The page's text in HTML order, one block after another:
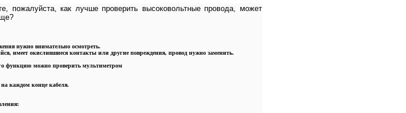
пожалуйста, как лучше проверить высоковольтные провода, может
нужно внимательно осмотреть.
имеет окислившиеся контакты или другие повреждения, провод нужно заменить.
функцию можно проверить мультиметром
каждом конце кабеля.